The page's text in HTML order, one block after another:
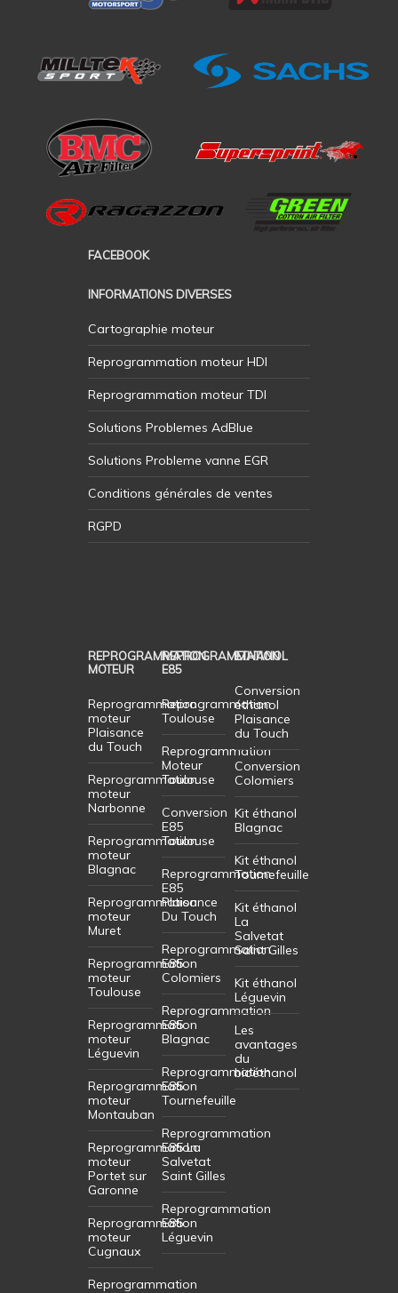
FACEBOOK
INFORMATIONS DIVERSES
Cartographie moteur
Reprogrammation moteur HDI
Reprogrammation moteur TDI
Solutions Problemes AdBlue
Solutions Probleme vanne EGR
Conditions générales de ventes
RGPD
REPROGRAMMATION
MOTEUR
Reprogrammation
moteur
Plaisance
du Touch
Reprogrammation
moteur
Narbonne
Reprogrammation
moteur
Blagnac
Reprogrammation
moteur
Muret
Reprogrammation
moteur
Toulouse
Reprogrammation
moteur
Léguevin
Reprogrammation
moteur
Montauban
Reprogrammation
moteur
Portet sur
Garonne
Reprogrammation
moteur
Cugnaux
Reprogrammation
REPROGRAMMATION
E85
Reprogrammation
Toulouse
Reprogrammation
Moteur
Toulouse
Conversion
E85
Toulouse
Reprogrammation
E85
Plaisance
Du Touch
Reprogrammation
E85
Colomiers
Reprogrammation
E85
Blagnac
Reprogrammation
E85
Tournefeuille
Reprogrammation
E85 La
Salvetat
Saint Gilles
Reprogrammation
E85
Léguevin
ETHANOL
Conversion
éthanol
Plaisance
du Touch
Conversion
Colomiers
Kit éthanol
Blagnac
Kit éthanol
Tournefeuille
Kit éthanol
La
Salvetat
Saint Gilles
Kit éthanol
Léguevin
Les
avantages
du
bioéthanol